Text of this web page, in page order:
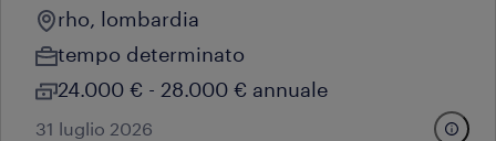
rho, lombardia
tempo determinato
24.000 € - 28.000 € annuale
31 luglio 2026